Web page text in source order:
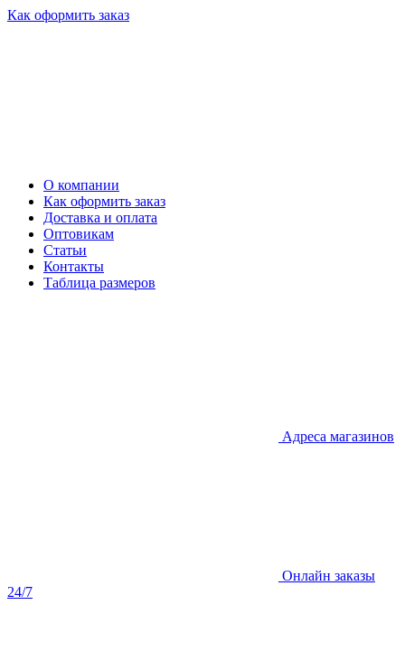
Как оформить заказ
О компании
Как оформить заказ
Доставка и оплата
Оптовикам
Статьи
Контакты
Таблица размеров
Адреса магазинов
Онлайн заказы
24/7